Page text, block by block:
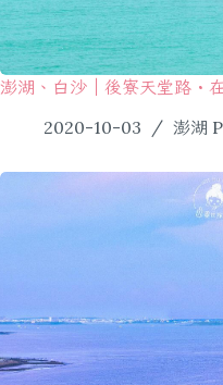
澎湖、白沙｜後寮天堂路・
2020-10-03
澎湖